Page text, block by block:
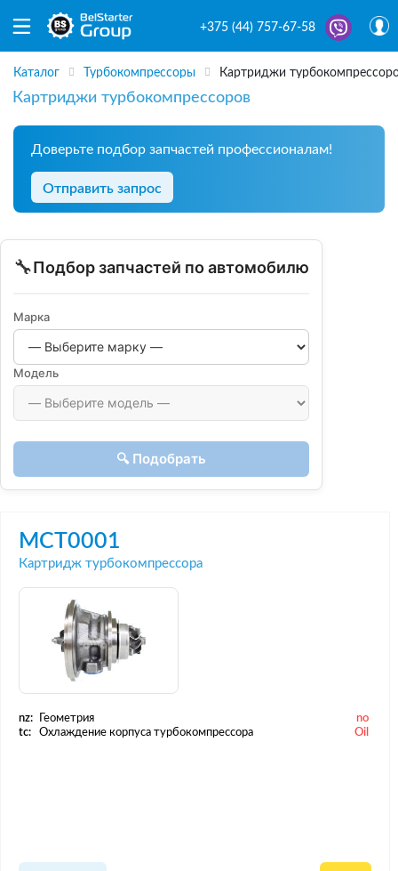
+375 (44) 757-67-58
Каталог Турбокомпрессоры Картриджи
Картриджи турбокомпрессоров
Доверьте подбор запчастей профессионалам!
Отправить запрос
🔧Подбор запчастей по автомобилю
Марка
Модель
🔍 Подобрать
MCT0001
Картридж турбокомпрессора
nz: Геометрия
no
tc:
Охлаждение корпуса турбокомпрессора Oil